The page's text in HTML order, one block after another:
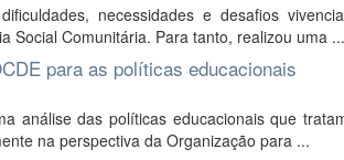
necessidades e desafios
Social Comunitária. Para tanto, realizou uma ...
para as políticas educacionais
análise das políticas educacionais que
na perspectiva da Organização para ...